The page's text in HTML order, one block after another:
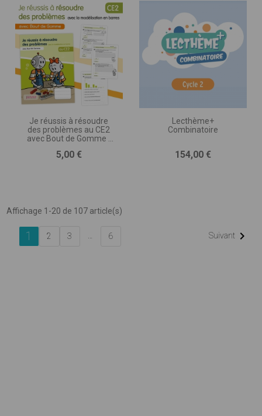
Je réussis à résoudre
des problèmes au CE2
avec Bout de Gomme -
barres
Prix
5,00 €
Lecthème+
Combinatoire
Prix
154,00 €
Affichage 1-20 de 107 article(s)
1 2 3 6 Suivant